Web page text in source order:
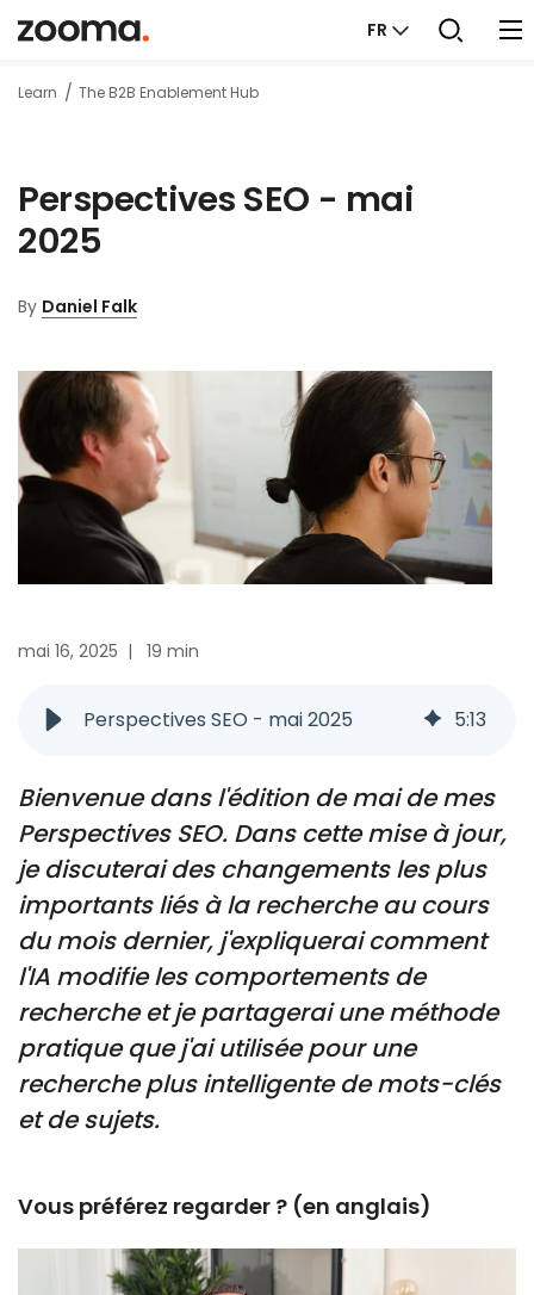
FR
Learn The B2B Enablement Hub
Perspectives SEO - mai
2025
By Daniel Falk
mai 16, 2025 | 19 min
Perspectives SEO - mai 2025 5:13
Bienvenue dans l'édition de mai de mes
Perspectives SEO. Dans cette mise à jour,
je discuterai des changements les plus
importants liés à la recherche au cours
du mois dernier, j'expliquerai comment
l'IA modifie les comportements de
recherche et je partagerai une méthode
pratique que j'ai utilisée pour une
recherche plus intelligente de mots-clés
et de sujets.
Vous préférez regarder ? (en anglais)